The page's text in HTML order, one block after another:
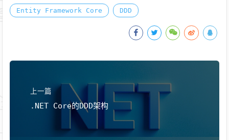
Entity Framework Core DDD
上一篇
.NET Core的DDD架构